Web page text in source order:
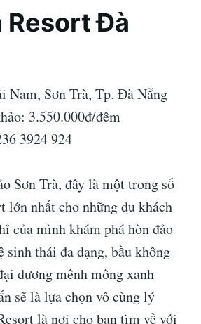
Resort Đà
Nam, Sơn Trà, Tp. Đà Nẵng
3.550.000đ/đêm
3924 924
Sơn Trà, đây là một trong số
lớn nhất cho những du khách
của mình khám phá hòn đảo
sinh thái đa dạng, bầu không
dương mênh mông xanh
sẽ là lựa chọn vô cùng lý
là nơi cho bạn tìm về với